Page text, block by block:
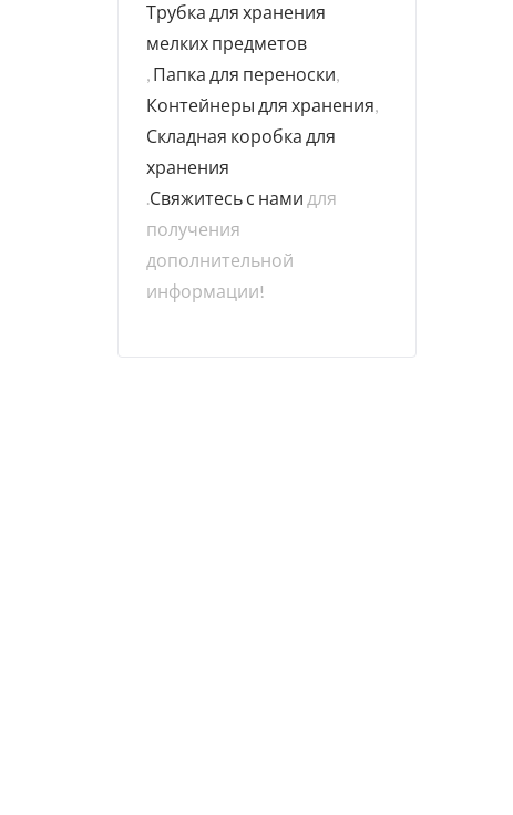
Трубка для хранения
мелких предметов
, Папка для переноски,
Контейнеры для хранения,
Складная коробка для
хранения
.Свяжитесь с нами для
получения
дополнительной
информации!